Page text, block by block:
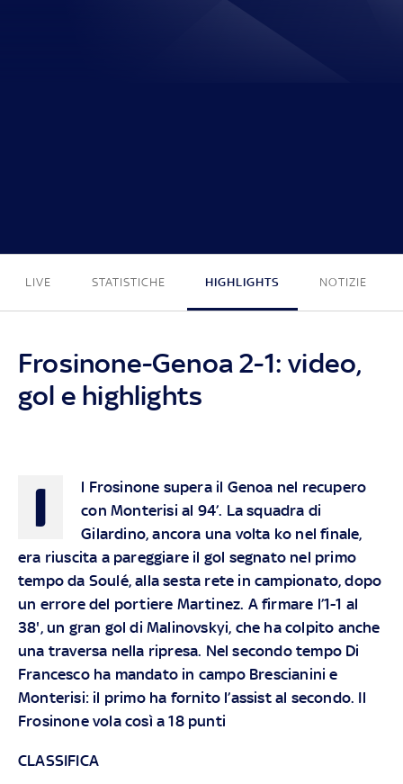
LIVE STATISTICHE HIGHLIGHTS NOTIZIE
Frosinone-Genoa 2-1: video,
gol e highlights
I
l Frosinone supera il Genoa nel recupero
con Monterisi al 94’. La squadra di
Gilardino, ancora una volta ko nel finale,
era riuscita a pareggiare il gol segnato nel primo
tempo da Soulé, alla sesta rete in campionato, dopo
un errore del portiere Martinez. A firmare l’1-1 al
38', un gran gol di Malinovskyi, che ha colpito anche
una traversa nella ripresa. Nel secondo tempo Di
Francesco ha mandato in campo Brescianini e
Monterisi: il primo ha fornito l’assist al secondo. Il
Frosinone vola così a 18 punti
CLASSIFICA